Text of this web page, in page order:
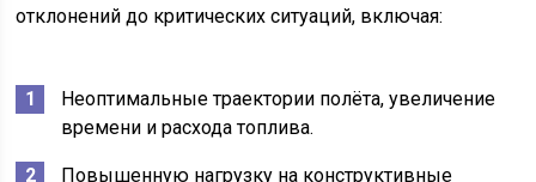
отклонений до критических ситуаций, включая:
Неоптимальные траектории полёта, увеличение
времени и расхода топлива.
Повышенную нагрузку на конструктивные